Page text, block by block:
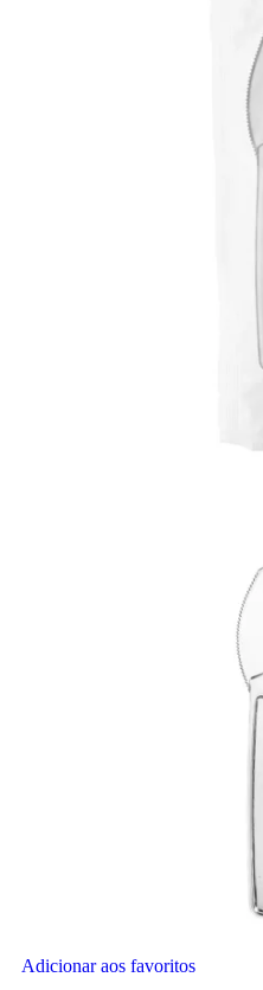
Adicionar aos favoritos